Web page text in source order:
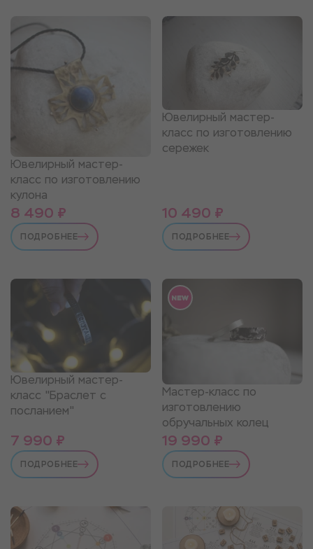
Ювелирный мастер-
класс по изготовлению
кулона
8 490 ₽
ПОДРОБНЕЕ
Ювелирный мастер-
класс по изготовлению
сережек
10 490 ₽
ПОДРОБНЕЕ
Ювелирный мастер-
класс "Браслет с
посланием"
7 990 ₽
ПОДРОБНЕЕ
Мастер-класс по
изготовлению
обручальных колец
19 990 ₽
ПОДРОБНЕЕ